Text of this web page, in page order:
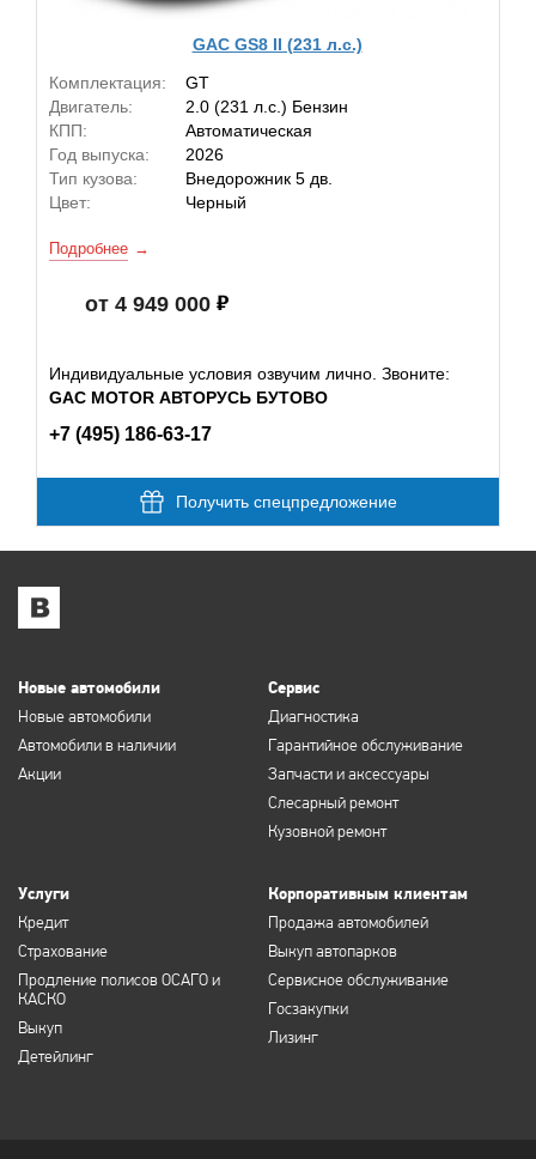
GAC GS8 II (231 л.с.)
Комплектация:
GT
Двигатель:
2.0 (231 л.с.) Бензин
КПП:
Автоматическая
Год выпуска:
2026
Тип кузова:
Внедорожник 5 дв.
Цвет:
Черный
Подробнее
от 4 949 000
Индивидуальные условия озвучим лично. Звоните:
GAC MOTOR АВТОРУСЬ БУТОВО
+7 (495) 186-63-17
Получить спецпредложение
Новые автомобили
Новые автомобили
Автомобили в наличии
Акции
Сервис
Диагностика
Гарантийное обслуживание
Запчасти и аксессуары
Слесарный ремонт
Кузовной ремонт
Услуги
Кредит
Страхование
Продление полисов ОСАГО и
КАСКО
Выкуп
Детейлинг
Корпоративным клиентам
Продажа автомобилей
Выкуп автопарков
Сервисное обслуживание
Госзакупки
Лизинг